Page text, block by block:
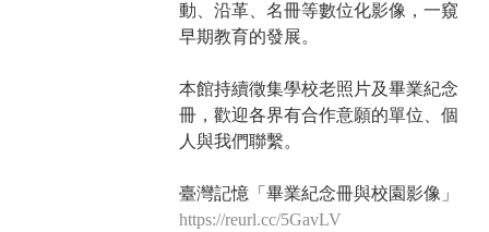
動、沿革、名冊等數位化影像，一窺
早期教育的發展。
本館持續徵集學校老照片及畢業紀念
冊，歡迎各界有合作意願的單位、個
人與我們聯繫。
臺灣記憶「畢業紀念冊與校園影像」
https://reurl.cc/5GavLV